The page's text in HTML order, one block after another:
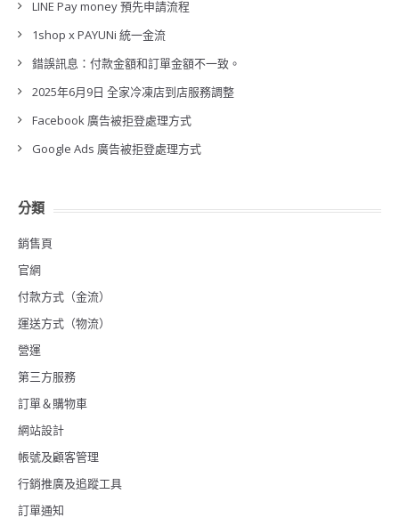
LINE Pay money 預先申請流程
1shop x PAYUNi 統一金流
錯誤訊息：付款金額和訂單金額不一致。
2025年6月9日 全家冷凍店到店服務調整
Facebook 廣告被拒登處理方式
Google Ads 廣告被拒登處理方式
分類
銷售頁
官網
付款方式（金流）
運送方式（物流）
營運
第三方服務
訂單＆購物車
網站設計
帳號及顧客管理
行銷推廣及追蹤工具
訂單通知